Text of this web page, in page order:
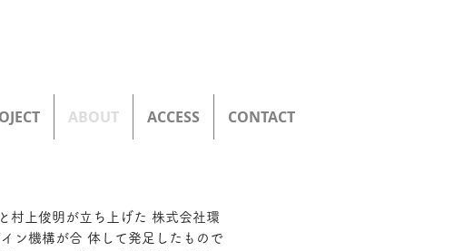
ABOUT ACCESS CONTACT
村上俊明が立ち上げた 株式会社環
ン機構が合 体して発足したもので